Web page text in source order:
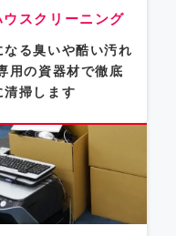
ウスクリーニング
なる臭いや酷い汚れ
用の資器材で徹底
清掃します